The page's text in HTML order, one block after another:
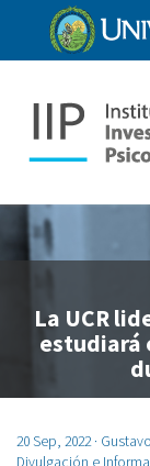
contenido
La UCR
estudiará
20 Sep, 2022·
Divulgación e